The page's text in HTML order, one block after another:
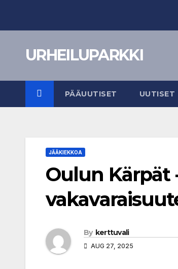
URHEILUPARKKI
PÄÄUUTISET UUTISET
JÄÄKIEKKOA
Oulun Kärpät
By kerttuvali
AUG 27, 2025